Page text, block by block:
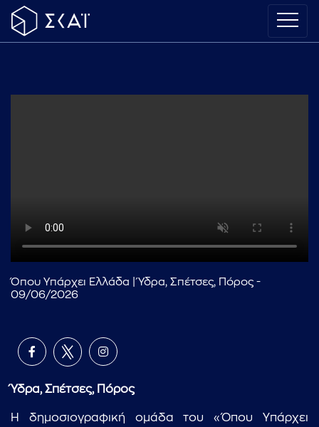
Όπου Υπάρχει Ελλάδα | Ύδρα, Σπέτσες, Πόρος -
09/06/2026
Ύδρα, Σπέτσες, Πόρος
Η δημοσιογραφική ομάδα του «Όπου Υπάρχει